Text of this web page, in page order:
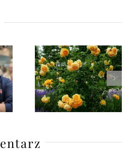
Róże długo
kwitnące